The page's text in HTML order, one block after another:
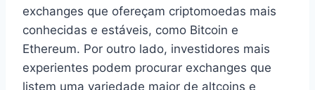
exchanges que ofereçam criptomoedas mais
conhecidas e estáveis, como Bitcoin e
Ethereum. Por outro lado, investidores mais
experientes podem procurar exchanges que
listem uma variedade maior de altcoins e